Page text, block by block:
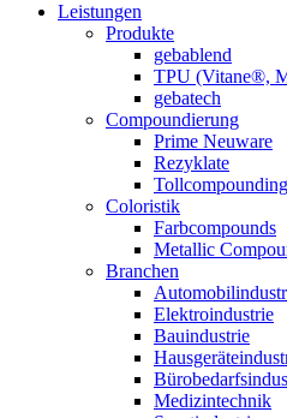
Leistungen
Produkte
gebablend
TPU (Vitane®,
gebatech
Compoundierung
Prime Neuware
Rezyklate
Tollcompounding
Coloristik
Farbcompounds
Metallic
Branchen
Elektroindustrie
Bauindustrie
Medizintechnik